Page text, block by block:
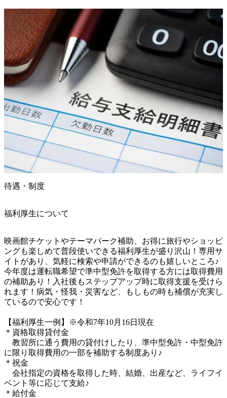
待遇・制度
福利厚生について
映画館チケットやテーマパーク補助、お得に旅行やショッピ
ングも楽しめて普段使いできる福利厚生が盛り沢山！専用サ
イトがあり、気軽に検索や申請ができるのも嬉しいところ♪
今年度は運転職希望で準中型免許を取得する方には取得費用
の補助あり！入社後もステップアップ時に取得支援を受けら
れます！病気・怪我・災害など、もしもの時も補償が充実し
ているので安心です！
【福利厚生一例】※令和7年10月16日現在
＊資格取得貸付金
教習所に通う費用の貸付けしたり、準中型免許・中型免許
に限り取得費用の一部を補助する制度あり♪
＊祝金
会社指定の資格を取得した時、結婚、出産など、ライフイ
ベント等に応じて支給♪
＊給付金